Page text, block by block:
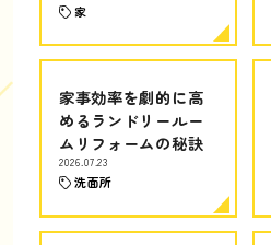
家
家事効率を劇的に高
めるランドリールー
ムリフォームの秘訣
2026.07.23
洗面所